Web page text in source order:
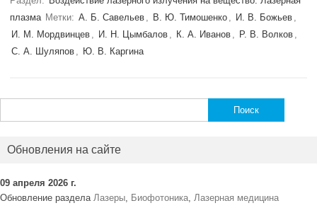
плазма Метки: А. Б. Савельев , В. Ю. Тимошенко , И. В. Божьев ,
И. М. Мордвинцев , И. Н. Цымбалов , К. А. Иванов , Р. В. Волков ,
С. А. Шуляпов , Ю. В. Каргина
Обновления на сайте
09 апреля 2026 г.
Обновление раздела Лазеры, Биофотоника, Лазерная медицина